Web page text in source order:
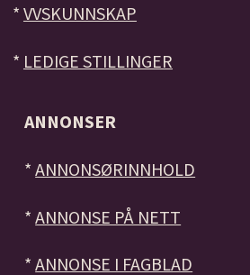
* VVSKUNNSKAP
* LEDIGE STILLINGER
ANNONSER
*ANNONSØRINNHOLD
*ANNONSE PÅ NETT
*ANNONSE I FAGBLAD